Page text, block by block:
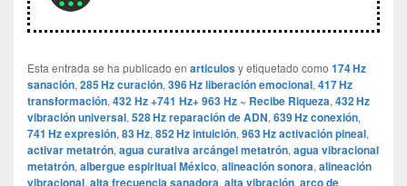
Esta entrada se ha publicado en articulosy etiquetado como 174 Hz
sanación, 285 Hz curación, 396 Hz liberación emocional, 417 Hz
transformación, 432 Hz +741 Hz+ 963 Hz ~ Recibe Riqueza, 432 Hz
vibración universal, 528 Hz reparación de ADN, 639 Hz conexión,
741 Hz expresión, 83 Hz, 852 Hz intuición, 963 Hz activación pineal,
activar metatrón, agua curativa arcángel metatrón, agua vibracional
metatrón, albergue espiritual México, alineación sonora, alineación
vibracional, alta frecuencia sanadora, alta vibración, arco de